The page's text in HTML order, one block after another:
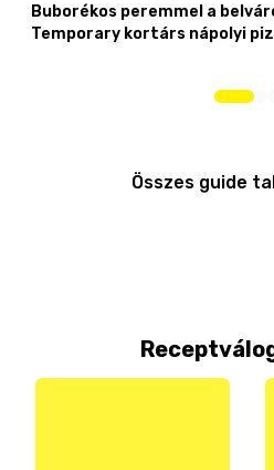
Buborékos peremmel a
Temporary kortárs nápolyi
Összes guide